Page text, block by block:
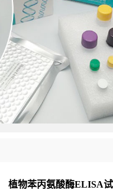
植物苯丙氨酸酶ELISA